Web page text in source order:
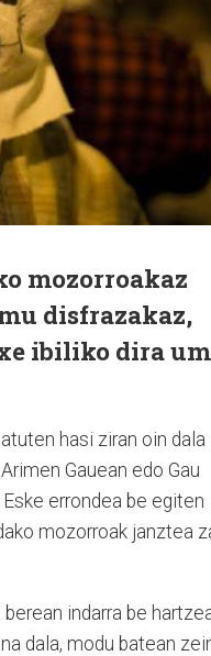
mozorroakaz
disfrazakaz,
ibiliko dira
hasi ziran oin dala
Gauean edo Gau
errondea be egiten
mozorroak janztea
indarra be
dala, modu batean